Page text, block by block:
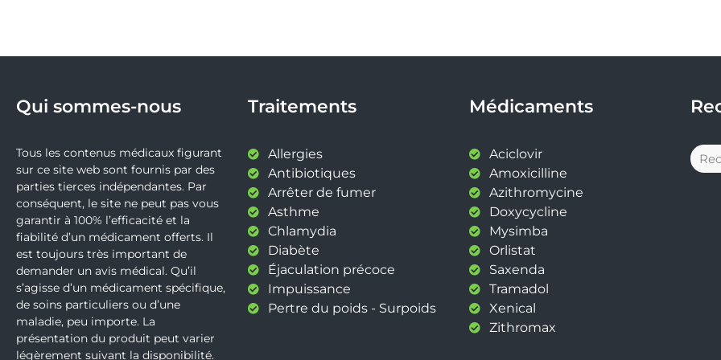
Qui sommes-nous
Tous les contenus médicaux figurant
sur ce site web sont fournis par des
parties tierces indépendantes. Par
conséquent, le site ne peut pas vous
garantir à 100% l’efficacité et la
fiabilité d’un médicament offerts. Il
est toujours très important de
demander un avis médical. Qu’il
s’agisse d’un médicament spécifique,
de soins particuliers ou d’une
maladie, peu importe. La
présentation du produit peut varier
légèrement suivant la disponibilité.
Traitements
Allergies
Antibiotiques
Arrêter de fumer
Asthme
Chlamydia
Diabète
Éjaculation précoce
Impuissance
Pertre du poids - Surpoids
Médicaments
Aciclovir
Amoxicilline
Azithromycine
Doxycycline
Mysimba
Orlistat
Saxenda
Tramadol
Xenical
Zithromax